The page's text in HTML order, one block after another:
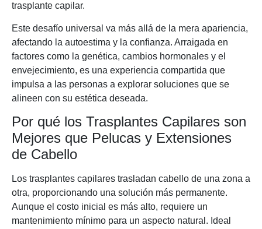
trasplante capilar.
Este desafío universal va más allá de la mera apariencia,
afectando la autoestima y la confianza. Arraigada en
factores como la genética, cambios hormonales y el
envejecimiento, es una experiencia compartida que
impulsa a las personas a explorar soluciones que se
alineen con su estética deseada.
Por qué los Trasplantes Capilares son
Mejores que Pelucas y Extensiones
de Cabello
Los trasplantes capilares trasladan cabello de una zona a
otra, proporcionando una solución más permanente.
Aunque el costo inicial es más alto, requiere un
mantenimiento mínimo para un aspecto natural. Ideal